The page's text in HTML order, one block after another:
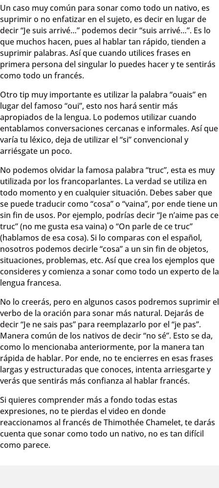
Un caso muy común para sonar como todo un nativo, es
suprimir o no enfatizar en el sujeto, es decir en lugar de
decir “Je suis arrivé…” podemos decir “suis arrivé…”. Es lo
que muchos hacen, pues al hablar tan rápido, tienden a
suprimir palabras. Así que cuando utilices frases en
primera persona del singular lo puedes hacer y te sentirás
como todo un francés.
Otro tip muy importante es utilizar la palabra “ouais” en
lugar del famoso “oui”, esto nos hará sentir más
apropiados de la lengua. Lo podemos utilizar cuando
entablamos conversaciones cercanas e informales. Así que
varía tu léxico, deja de utilizar el “si” convencional y
arriésgate un poco.
No podemos olvidar la famosa palabra “truc”, esta es muy
utilizada por los francoparlantes. La verdad se utiliza en
todo momento y en cualquier situación. Debes saber que
se puede traducir como “cosa” o “vaina”, por ende tiene un
sin fin de usos. Por ejemplo, podrías decir “Je n’aime pas ce
truc” (no me gusta esa vaina) o “On parle de ce truc”
(hablamos de esa cosa). Si lo comparas con el español,
nosotros podemos decirle “cosa” a un sin fin de objetos,
situaciones, problemas, etc. Así que crea los ejemplos que
consideres y comienza a sonar como todo un experto de la
lengua francesa.
No lo creerás, pero en algunos casos podremos suprimir el
verbo de la oración para sonar más natural. Dejarás de
decir “Je ne sais pas” para reemplazarlo por el “je pas”.
Manera común de los nativos de decir “no sé”. Esto se da,
como lo mencionaba anteriormente, por la manera tan
rápida de hablar. Por ende, no te encierres en esas frases
largas y estructuradas que conoces, intenta arriesgarte y
verás que sentirás más confianza al hablar francés.
Si quieres comprender más a fondo todas estas
expresiones, no te pierdas el video en donde
reaccionamos al francés de Thimothée Chamelet, te darás
cuenta que sonar como todo un nativo, no es tan difícil
como parece.